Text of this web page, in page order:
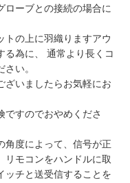
ローブとの接続の場合に
トの上に羽織りますアウ
る為に、 通常より長くコ
い。
ざいましたらお気軽にお
ですのでおやめくださ
角度によって、信号が正
リモコンをハンドルに取
ッチと送受信することを